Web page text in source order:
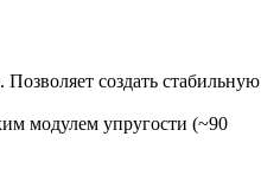
создать стабильную
модулем упругости (~90